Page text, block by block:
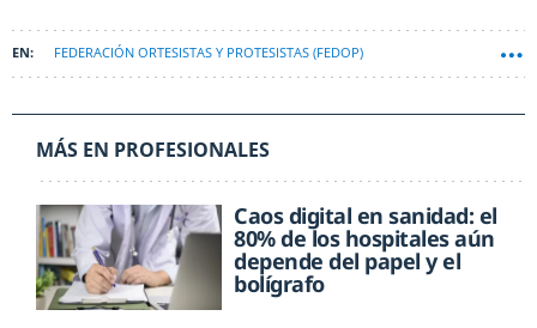
FEDERACIÓN ORTESISTAS Y PROTESISTAS (FEDOP)
MÁS EN PROFESIONALES
Caos digital en sanidad: el
80% de los hospitales aún
depende del papel y el
bolígrafo